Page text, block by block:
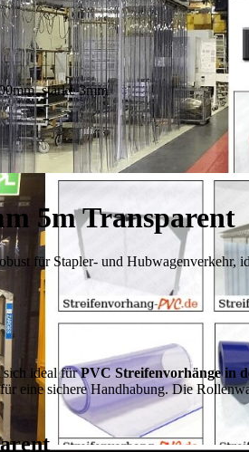
5m Transparent
für Stapler- und Hubwagenverkehr,
sich ideal fürPVC Streifenvorhänge in
eine sichere Handhabung. Die